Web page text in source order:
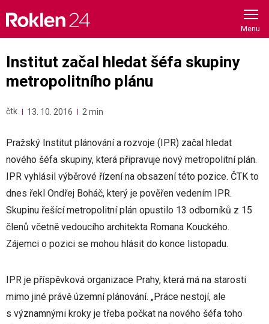
content
Institut začal hledat šéfa skupiny
metropolitního plánu
čtk 13. 10. 2016 2 min
Pražský Institut plánování a rozvoje (IPR) začal hledat
nového šéfa skupiny, která připravuje nový metropolitní plán.
IPR vyhlásil výběrové řízení na obsazení této pozice. ČTK to
dnes řekl Ondřej Boháč, který je pověřen vedením IPR.
Skupinu řešící metropolitní plán opustilo 13 odborníků z 15
členů včetně vedoucího architekta Romana Kouckého.
Zájemci o pozici se mohou hlásit do konce listopadu.
IPR je příspěvková organizace Prahy, která má na starosti
mimo jiné právě územní plánování. „Práce nestojí, ale
s významnými kroky je třeba počkat na nového šéfa toho